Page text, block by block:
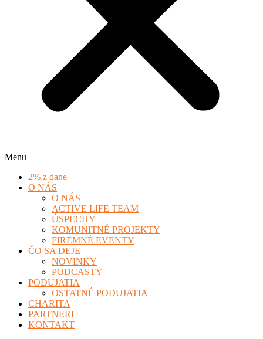
Menu
2% z dane
O NÁS
O NÁS
ACTIVE LIFE TEAM
ÚSPECHY
KOMUNITNÉ PROJEKTY
FIREMNÉ EVENTY
ČO SA DEJE
NOVINKY
PODCASTY
PODUJATIA
OSTATNÉ PODUJATIA
CHARITA
PARTNERI
KONTAKT